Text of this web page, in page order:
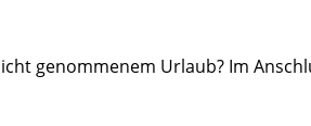
genommenem Urlaub? Im